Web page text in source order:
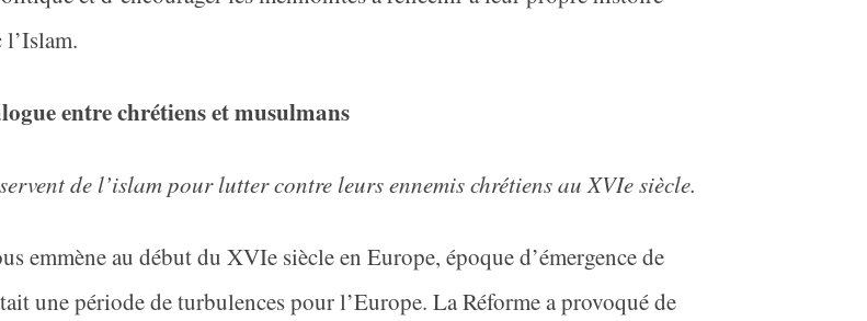
l’Islam.
entre chrétiens et musulmans
de l’islam pour lutter contre leurs ennemis chrétiens au XVIesiècle.
emmène au début du XVIe siècle en Europe, époque d’émergence de
une période de turbulences pour l’Europe. La Réforme a provoqué de